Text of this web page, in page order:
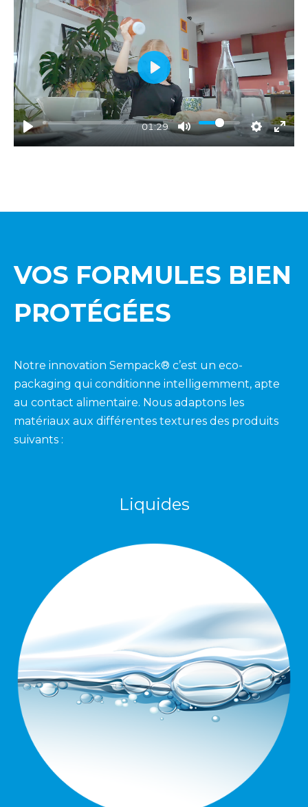
01:29
Play
VOS FORMULES BIEN
PROTÉGÉES
Notre innovation Sempack® c’est un eco-
packaging qui conditionne intelligemment, apte
au contact alimentaire. Nous adaptons les
matériaux aux différentes textures des produits
suivants :
Liquides